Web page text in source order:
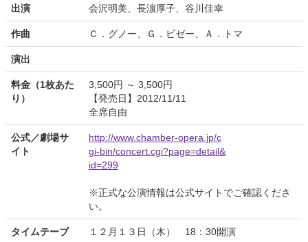
出演 会沢明美、長濵厚子、谷川佳幸
作曲 Ｃ．グノー、Ｇ．ビゼー、Ａ．トマ
演出
料金（1枚あた
り）
3,500円 ～ 3,500円
【発売日】2012/11/11
全席自由
公式／劇場サ
イト
http://www.chamber-opera.jp/c
gi-bin/concert.cgi?page=detail&
id=299
※正式な公演情報は公式サイトでご確認くださ
い。
タイムテーブ
１２月１３日（木） 18：30開演